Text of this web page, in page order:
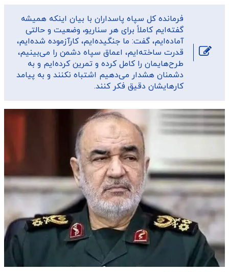
فرمانده کل سپاه پاسداران با بیان اینکه همیشه
گفته‌ایم کاملاً برای هر سناریو، وضعیت و حالتی
آماده‌ایم، گفت: ما جنگیده‌ایم، کارآزموده شده‌ایم،
قدرت ساخته‌ایم، اعماق سپاه دشمن را می‌بینیم،
طرح‌هایمان را کامل کرده و تمرین کرده‌ایم و به
دشمنان هشدار می‌دهیم اشتباه نکنند و به پیامد
کارهایشان دقیق فکر کنند.